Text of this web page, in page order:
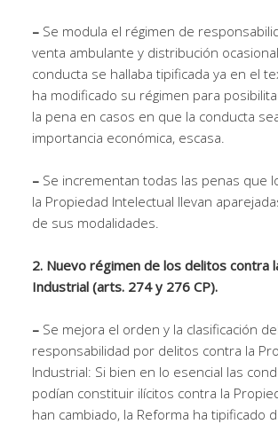
– Se modula el régimen de
venta ambulante y distribución
conducta se hallaba tipificada ya en el
ha modificado su régimen para
la pena en casos en que la conducta
importancia económica, escasa.
– Se incrementan todas las penas que
la Propiedad Intelectual llevan
de sus modalidades.
2. Nuevo régimen de los delitos contra
Industrial (arts. 274 y 276 CP).
– Se mejora el orden y la clasificación
responsabilidad por delitos contra la
Industrial: Si bien en lo esencial las
podían constituir ilícitos contra la
han cambiado, la Reforma ha tipificado